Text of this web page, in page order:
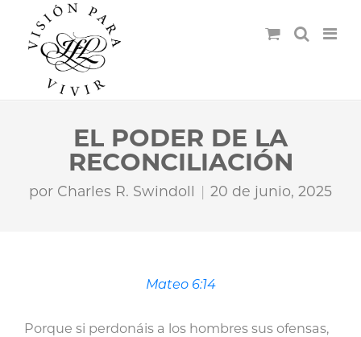
EL PODER DE LA
RECONCILIACIÓN
por Charles R. Swindoll 20 de junio, 2025
Mateo 6:14
Porque si perdonáis a los hombres sus ofensas,